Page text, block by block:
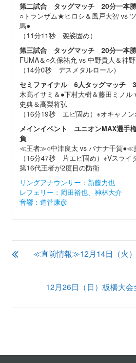
第二試合 タッグマッチ 20分一本
○トランザム★ヒロシ＆風戸大智 vs
馬●
（11分11秒 袈裟固め）
第三試合 タッグマッチ 20分一本
FUMA＆○久保祐允 vs 中野貴人＆神
（14分0秒 デスメタルロール）
セミファイナル 6人タッグマッチ
木髙イサミ＆●下村大樹＆藤田ミノル
史典＆高梨将弘
（16分19秒 エビ固め）※オキャノン
メインイベント ユニオンMAX選手
負
≪王者≫○中津良太 vs バナナ千賀
（16分47秒 片エビ固め）※Vスライ
第16代王者が2度目の防衛
リングアナウンサー：新藤力也
レフェリー：岡田裕也、神林大介
音響：道菅康彦
投
稿
ゲ
ョ
≪直前情報≫12月14日（火
12月26日（日）板橋大会